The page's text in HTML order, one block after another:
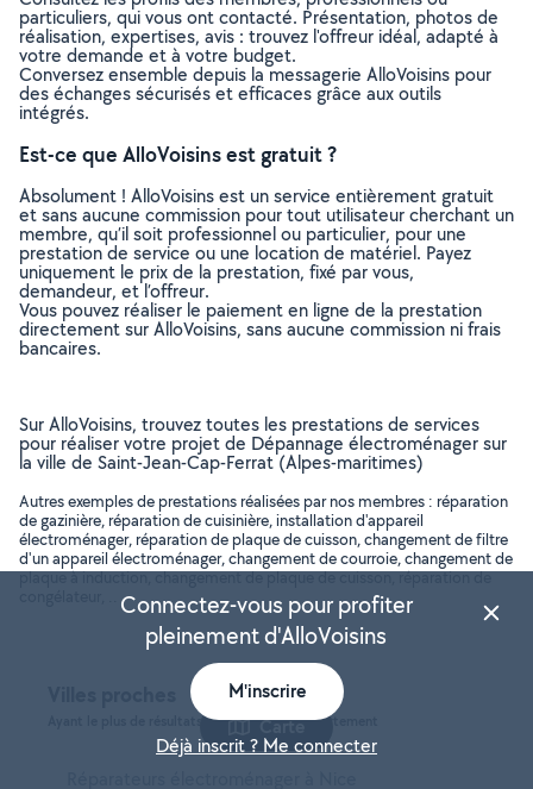
particuliers, qui vous ont contacté. Présentation, photos de
réalisation, expertises, avis : trouvez l'offreur idéal, adapté à
votre demande et à votre budget.
Conversez ensemble depuis la messagerie AlloVoisins pour
des échanges sécurisés et efficaces grâce aux outils
intégrés.
Est-ce que AlloVoisins est gratuit ?
Absolument ! AlloVoisins est un service entièrement gratuit
et sans aucune commission pour tout utilisateur cherchant un
membre, qu’il soit professionnel ou particulier, pour une
prestation de service ou une location de matériel. Payez
uniquement le prix de la prestation, fixé par vous,
demandeur, et l’offreur.
Vous pouvez réaliser le paiement en ligne de la prestation
directement sur AlloVoisins, sans aucune commission ni frais
bancaires.
Sur AlloVoisins, trouvez toutes les prestations de services
pour réaliser votre projet de Dépannage électroménager sur
la ville de Saint-Jean-Cap-Ferrat (Alpes-maritimes)
Autres exemples de prestations réalisées par nos membres : réparation
de gazinière, réparation de cuisinière, installation d'appareil
électroménager, réparation de plaque de cuisson, changement de filtre
d'un appareil électroménager, changement de courroie, changement de
plaque à induction, changement de plaque de cuisson, réparation de
Ayant le plus de résultats, dans le même département
Carte
Connectez-vous pour profiter
pleinement d'AlloVoisins
M'inscrire
Déjà inscrit ? Me connecter